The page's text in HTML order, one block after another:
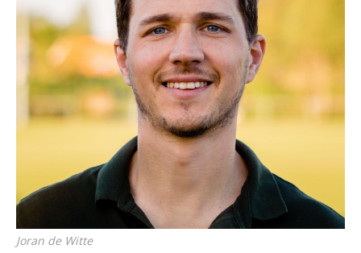
Joran de Witte